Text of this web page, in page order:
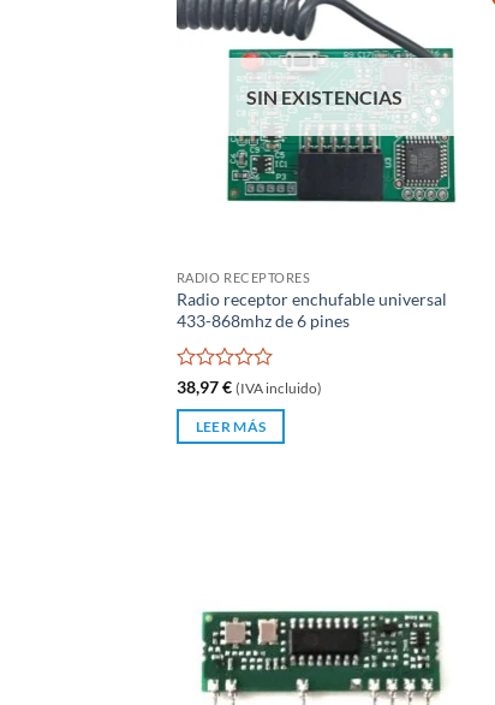
SIN EXISTENCIAS
RADIO RECEPTORES
Radio receptor enchufable universal
433-868mhz de 6 pines
Valorado
de
38,97€ (IVA incluido)
LEER MÁS